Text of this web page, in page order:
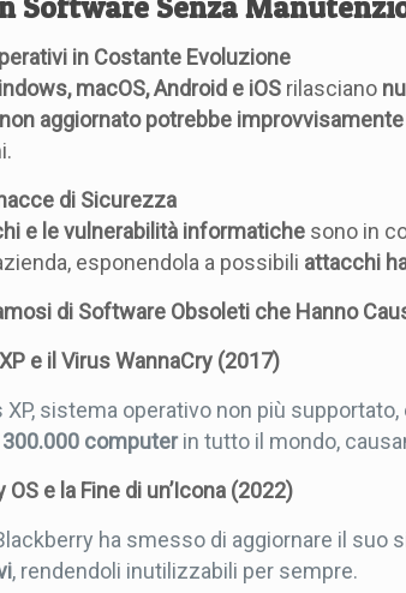
Software Senza
in Costante Evoluzione
macOS, Android e iOSrilasciano
aggiornato potrebbe
di Sicurezza
e le vulnerabilità informatichesono in
esponendola a possibili attacchi
di Software Obsoleti che Hanno
e il Virus WannaCry (2017)
XP, sistema operativo non più
300.000 computerin tutto il mondo,
OS e la Fine di un’Icona (2022)
ha smesso di aggiornare il suo
, rendendoli inutilizzabili per sempre.